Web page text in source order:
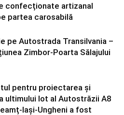
confecționate artizanal
partea carosabilă
pe Autostrada Transilvania –
Zimbor-Poarta Sălajului
pentru proiectarea și
ultimului lot al Autostrăzii A8
Iași-Ungheni a fost